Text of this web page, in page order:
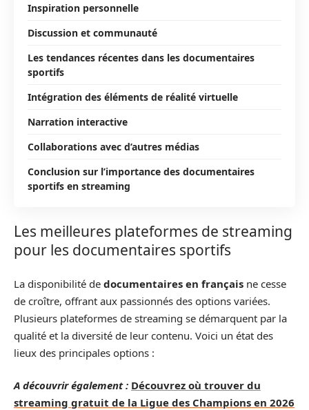
Inspiration personnelle
Discussion et communauté
Les tendances récentes dans les documentaires
sportifs
Intégration des éléments de réalité virtuelle
Narration interactive
Collaborations avec d’autres médias
Conclusion sur l’importance des documentaires
sportifs en streaming
Les meilleures plateformes de streaming
pour les documentaires sportifs
La disponibilité de documentaires en français ne cesse
de croître, offrant aux passionnés des options variées.
Plusieurs plateformes de streaming se démarquent par la
qualité et la diversité de leur contenu. Voici un état des
lieux des principales options :
A découvrir également : Découvrez où trouver du
streaming gratuit de la Ligue des Champions en 2026